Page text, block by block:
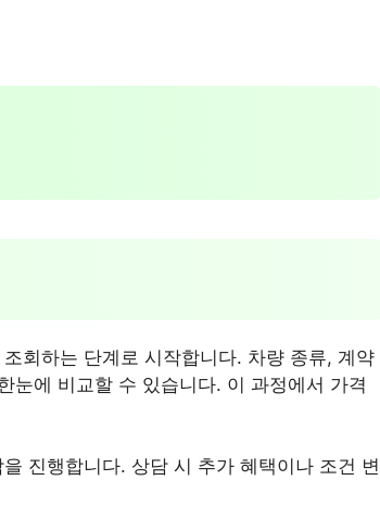
회하는 단계로 시작합니다. 차량 종류, 계약
눈에 비교할 수 있습니다. 이 과정에서 가격
진행합니다. 상담 시 추가 혜택이나 조건 변